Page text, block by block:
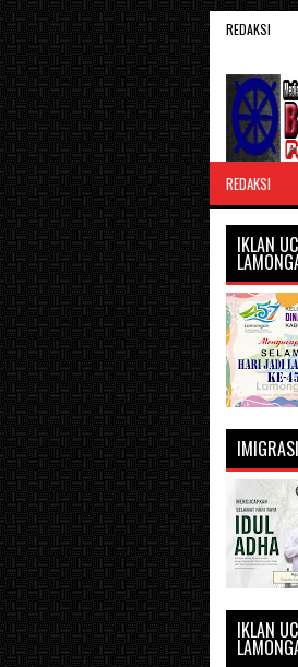
REDAKSI
REDAKSI
IKLAN
IKLAN